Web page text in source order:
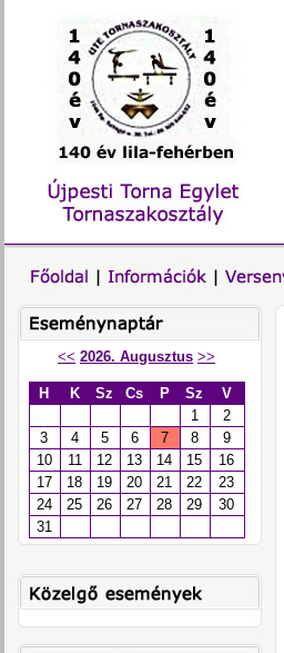
<< 2026. Augusztus >>
H K Sz Cs P Sz
V
1
2
3
4 5 6 7 8
9
10
11 12 13 14 15
16
17
18 19 20 21 22
23
24
25 26 27 28 29
30
31